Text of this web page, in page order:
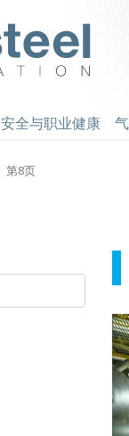
安全与职业健康
第8页